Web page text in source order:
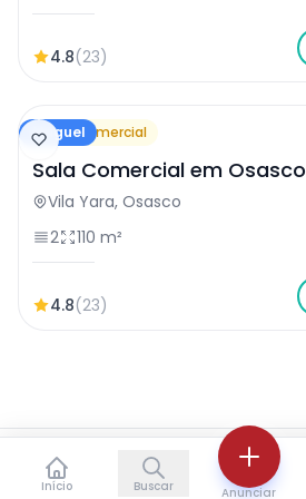
4.8(23)
Aluguel
Sala Comercial
Sala Comercial em Osasco
Vila Yara, Osasco
2
110 m²
4.8(23)
📅 Agendar Visita
Início Buscar Anunciar